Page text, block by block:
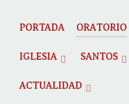
PORTADA ORATORIO
IGLESIA SANTOS
ACTUALIDAD